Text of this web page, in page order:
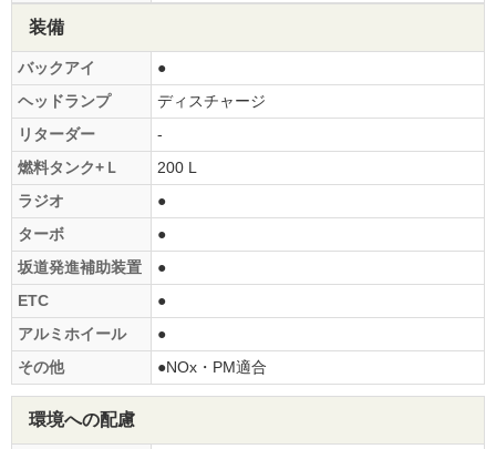
装備
バックアイ
●
ヘッドランプ
ディスチャージ
リターダー
-
燃料タンク+Ｌ
200 L
ラジオ
●
ターボ
●
坂道発進補助装置
●
ETC
●
アルミホイール
●
その他
●NOx・PM適合
環境への配慮